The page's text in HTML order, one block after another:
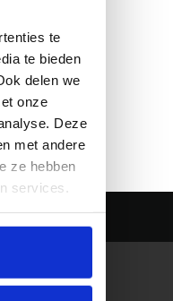
te
te bieden
delen we
onze
Deze
met andere
ze hebben
services.